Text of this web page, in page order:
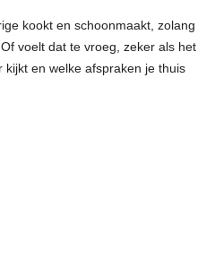
kookt en schoonmaakt, zolang
voelt dat te vroeg, zeker als het
en welke afspraken je thuis